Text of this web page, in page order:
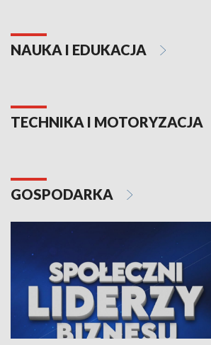
NAUKA I EDUKACJA
TECHNIKA I MOTORYZACJA
GOSPODARKA